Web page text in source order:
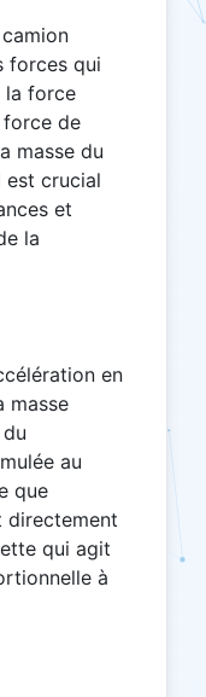
forces qui
la force
de
masse du
est crucial
et
la
en
masse
au
que
directement
qui agit
à